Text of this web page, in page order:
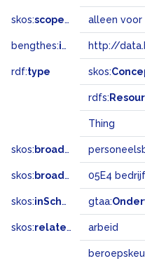
skos:scopeNote
bengthes:inSet http://
rdf:type skos:
rdfs:
Thing
skos: broader
skos: broadMatch 05E4
skos:inScheme gtaa:
skos:related arbeid